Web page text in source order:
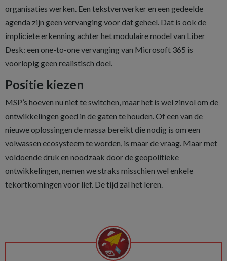
organisaties werken. Een tekstverwerker en een gedeelde
agenda zijn geen vervanging voor dat geheel. Dat is ook de
impliciete erkenning achter het modulaire model van Liber
Desk: een one-to-one vervanging van Microsoft 365 is
voorlopig geen realistisch doel.
Positie kiezen
MSP’s hoeven nu niet te switchen, maar het is wel zinvol om de
ontwikkelingen goed in de gaten te houden. Of een van de
nieuwe oplossingen de massa bereikt die nodig is om een
volwassen ecosysteem te worden, is maar de vraag. Maar met
voldoende druk en noodzaak door de geopolitieke
ontwikkelingen, nemen we straks misschien wel enkele
tekortkomingen voor lief. De tijd zal het leren.